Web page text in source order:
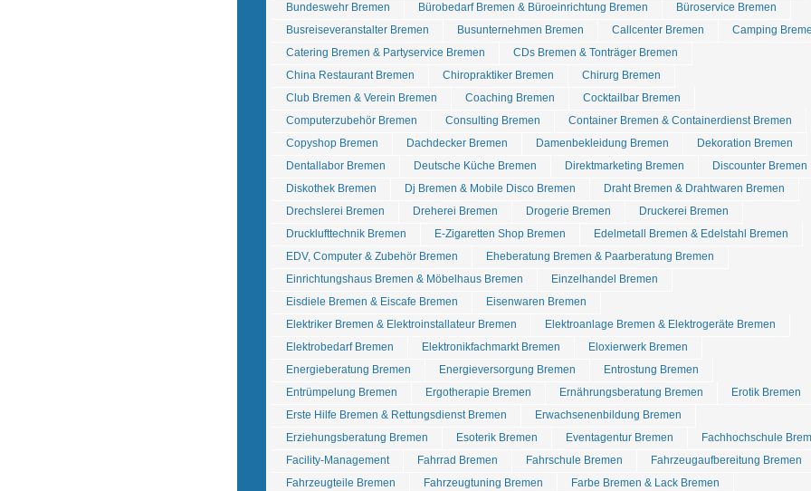
Bundeswehr Bremen
Bürobedarf Bremen & Büroeinrichtung Bremen
Büroservice Bremen
Busreiseveranstalter Bremen
Busunternehmen Bremen Callcenter Bremen
Camping
Catering Bremen & Partyservice Bremen
CDs Bremen & Tonträger Bremen
China Restaurant Bremen
Chiropraktiker Bremen
Chirurg Bremen
Club Bremen & Verein Bremen
Coaching Bremen
Cocktailbar Bremen
Computerzubehör Bremen
Consulting Bremen
Container Bremen & Containerdienst Bremen
Copyshop Bremen
Dachdecker Bremen Damenbekleidung Bremen
Dekoration Bremen
Dentallabor Bremen
Deutsche Küche Bremen Direktmarketing Bremen
Discounter Bremen
Diskothek Bremen
Dj Bremen & Mobile Disco Bremen
Draht Bremen & Drahtwaren Bremen
Drechslerei Bremen
Dreherei Bremen Drogerie Bremen
Druckerei Bremen
Drucklufttechnik Bremen
E-Zigaretten Shop Bremen
Edelmetall Bremen & Edelstahl Bremen
EDV, Computer & Zubehör Bremen
Eheberatung Bremen & Paarberatung Bremen
Einrichtungshaus Bremen & Möbelhaus Bremen
Einzelhandel Bremen
Eisdiele Bremen & Eiscafe Bremen
Eisenwaren Bremen
Elektriker Bremen & Elektroinstallateur Bremen
Elektroanlage Bremen & Elektrogeräte Bremen
Elektrobedarf Bremen
Elektronikfachmarkt Bremen
Eloxierwerk Bremen
Energieberatung Bremen
Energieversorgung Bremen
Entrostung Bremen
Entrümpelung Bremen
Ergotherapie Bremen Ernährungsberatung Bremen
Erotik Bremen
Erste Hilfe Bremen & Rettungsdienst Bremen
Erwachsenenbildung Bremen
Erziehungsberatung Bremen
Esoterik Bremen Eventagentur Bremen
Fachhochschule
Facility-Management
Fahrrad Bremen Fahrschule Bremen
Fahrzeugaufbereitung Bremen
Fahrzeugteile Bremen
Fahrzeugtuning Bremen
Farbe Bremen & Lack Bremen